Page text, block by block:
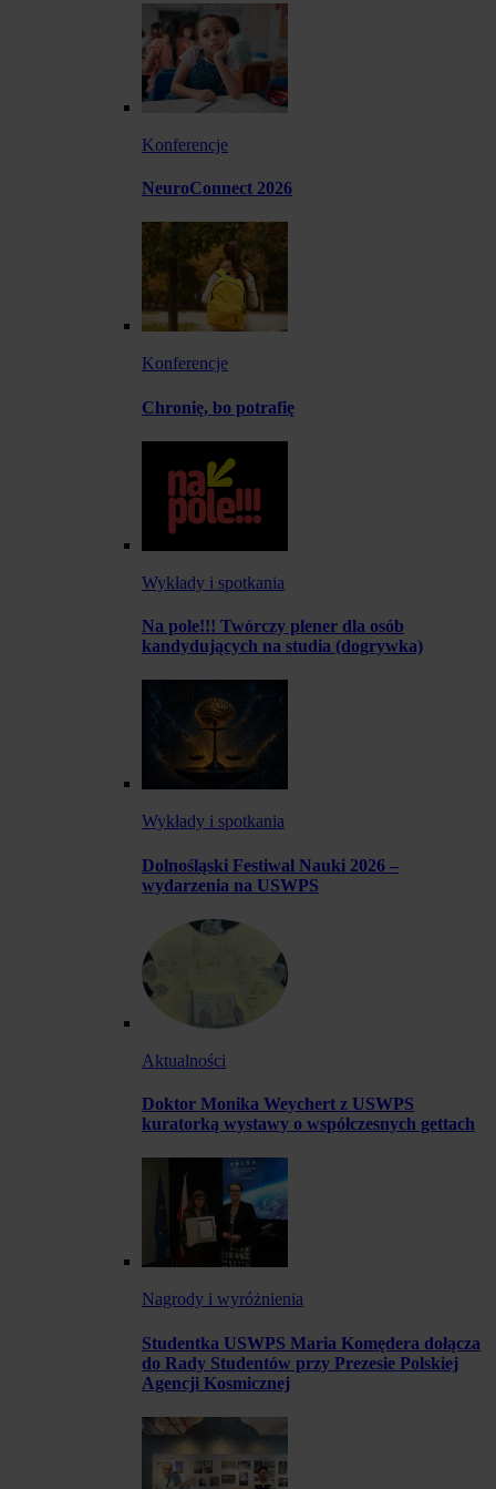
Konferencje
NeuroConnect 2026
Konferencje
Chronię, bo potrafię
Wykłady i spotkania
Na pole!!! Twórczy plener dla osób
kandydujących na studia (dogrywka)
Wykłady i spotkania
Dolnośląski Festiwal Nauki 2026 –
wydarzenia na USWPS
Aktualności
Doktor Monika Weychert z USWPS
kuratorką wystawy o współczesnych gettach
Nagrody i wyróżnienia
Studentka USWPS Maria Komędera dołącza
do Rady Studentów przy Prezesie Polskiej
Agencji Kosmicznej